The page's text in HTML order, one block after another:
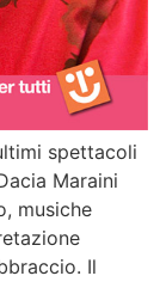
spettacoli
Maraini
musiche
Il